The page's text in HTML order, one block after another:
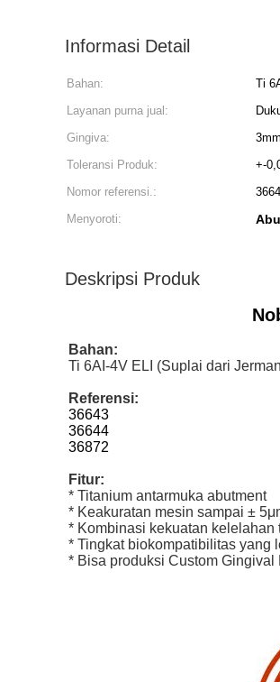
Informasi Detail
Bahan: Ti
Layanan purna jual:
Gingiva:
Toleransi Produk:
+-
Nomor referensi.:
Menyoroti:
Deskripsi Produk
Bahan:
Ti 6AI-4V ELI (Suplai dari
Referensi:
36643
36644
36872
Fitur:
* Titanium antarmuka abutment
* Keakuratan mesin sampai ±
* Kombinasi kekuatan kelelahan
* Tingkat biokompatibilitas yang
* Bisa produksi Custom Gingival